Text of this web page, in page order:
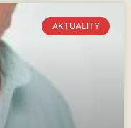
AKTUALITY